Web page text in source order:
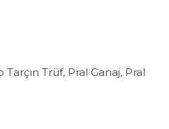
Tarçın Trüf, Pral Ganaj, Pral